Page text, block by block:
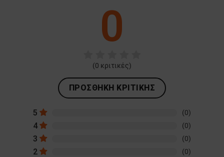
0
(0 κριτικές)
ΠΡΟΣΘΉΚΗ ΚΡΙΤΙΚΉΣ
5 (0)
4 (0)
3 (0)
2 (0)